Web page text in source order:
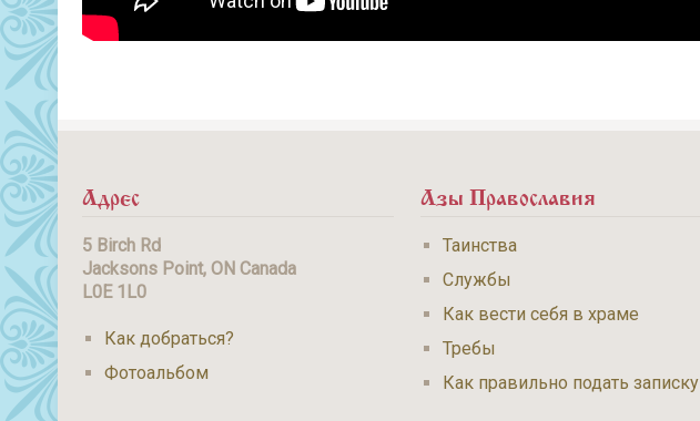
Адрес
5 Birch Rd
Jacksons Point, ON Canada
L0E 1L0
Как добраться?
Фотоальбом
Азы Православия
Таинства
Службы
Как вести себя в храме
Требы
Как правильно подать записку